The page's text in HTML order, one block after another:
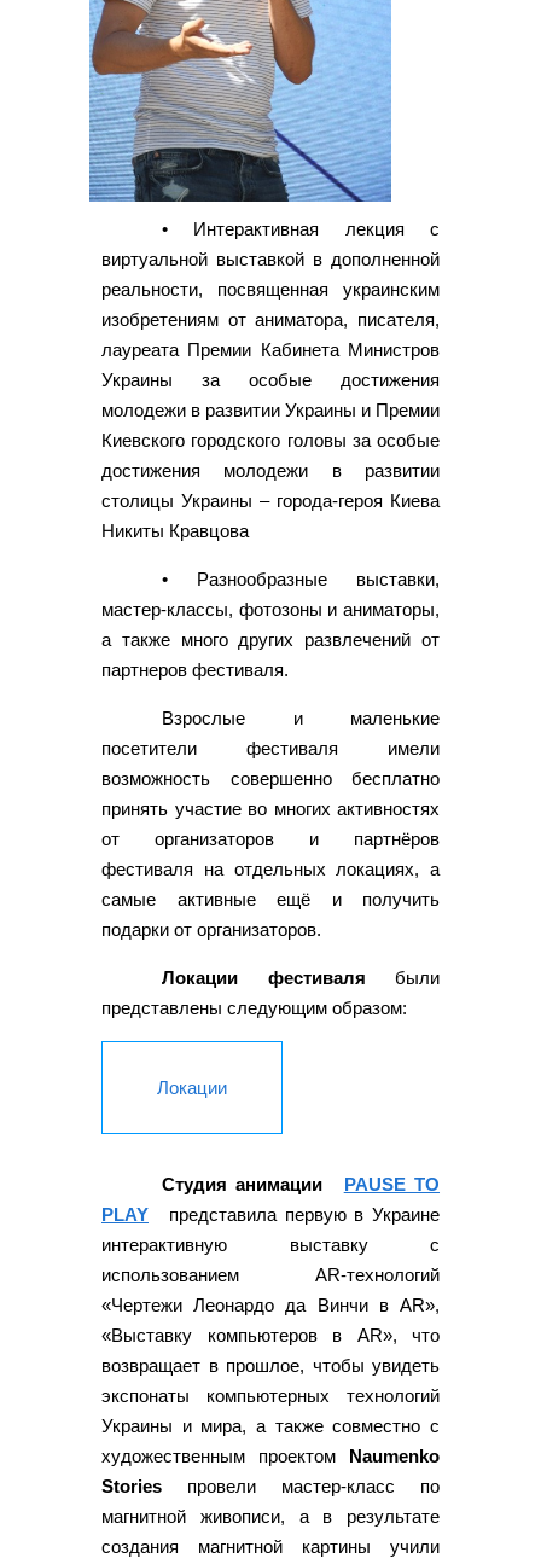
• Интерактивная лекция с
виртуальной выставкой в дополненной
реальности, посвященная украинским
изобретениям от аниматора, писателя,
лауреата Премии Кабинета Министров
Украины за особые достижения
молодежи в развитии Украины и Премии
Киевского городского головы за особые
достижения молодежи в развитии
столицы Украины – города-героя Киева
Никиты Кравцова
• Разнообразные выставки,
мастер-классы, фотозоны и аниматоры,
а также много других развлечений от
партнеров фестиваля.
Взрослые и маленькие
посетители фестиваля имели
возможность совершенно бесплатно
принять участие во многих активностях
от организаторов и партнёров
фестиваля на отдельных локациях, а
самые активные ещё и получить
подарки от организаторов.
Локации фестиваля были
представлены следующим образом:
Локации
Студия анимации
PAUSE TO
PLAY
представила первую в Украине
интерактивную выставку с
использованием AR-технологий
«Чертежи Леонардо да Винчи в AR»,
«Выставку компьютеров в AR», что
возвращает в прошлое, чтобы увидеть
экспонаты компьютерных технологий
Украины и мира, а также совместно с
художественным проектом Naumenko
Stories провели мастер-класс по
магнитной живописи, а в результате
создания магнитной картины учили